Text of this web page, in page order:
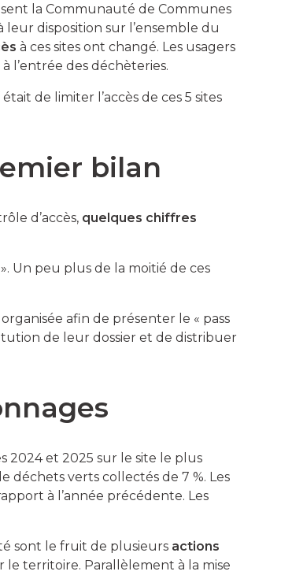
la Communauté de Communes
disposition sur l’ensemble du
à ces sites ont changé. Les usagers
à l’entrée des déchèteries.
de limiter l’accès de ces 5 sites
bilan
d’accès, quelques chiffres
Un peu plus de la moitié de ces
afin de présenter le « pass
de leur dossier et de distribuer
2024 et 2025 sur le site le plus
déchets verts collectés de 7 %. Les
à l’année précédente. Les
sont le fruit de plusieurs actions
le territoire. Parallèlement à la mise